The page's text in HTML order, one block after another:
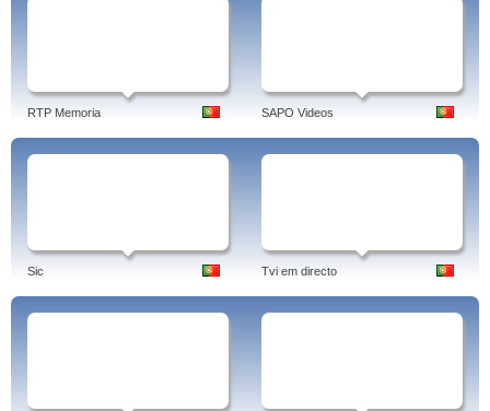
RTP Memoria SAPO Videos
Sic Tvi em directo